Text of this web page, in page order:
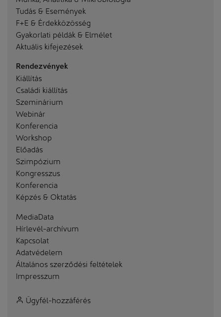
Tudás & Események
F+E & Érdekközösség
Gyakorlati példák & Elmélet
Aktuális kifejezések
Rendezvények
Kiállítás
Családi kiállítás
Szeminárium
Webinár
Konferencia
Workshop
Előadás
Szimpózium
Kongresszus
Konferencia
Képzés & Oktatás
MediaData
Hírlevél-archívum
Kapcsolat
Adatvédelem
Általános szerződési feltételek
Impresszum
Ügyfél-hozzáférés